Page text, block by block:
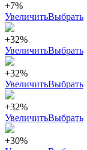
+7%
УвеличитьВыбрать
+32%
УвеличитьВыбрать
+32%
УвеличитьВыбрать
+32%
УвеличитьВыбрать
+30%